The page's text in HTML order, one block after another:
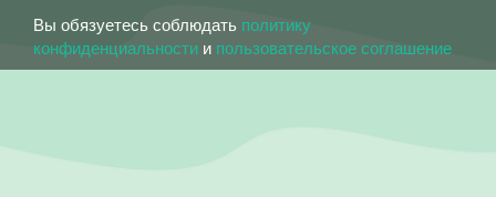
Вы обязуетесь соблюдать политику
конфиденциальности и пользовательское соглашение